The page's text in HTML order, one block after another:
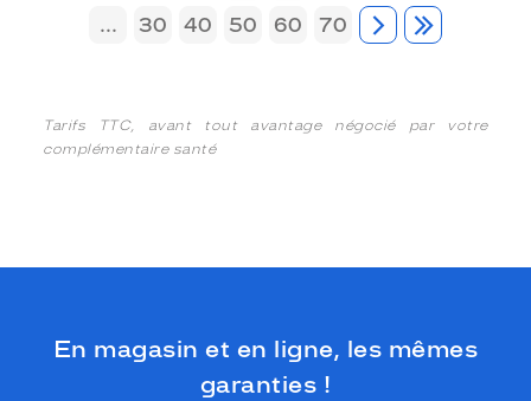
...
30 40 50 60 70
Tarifs TTC, avant tout avantage négocié par votre
complémentaire santé
En magasin et en ligne, les mêmes
garanties !